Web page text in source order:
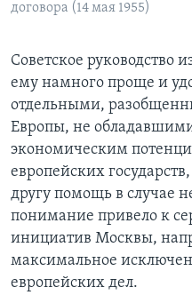
договора (14 мая 1955)
Советское руководство
ему намного проще и
отдельными,
Европы, не
экономическим
европейских
другу помощь в случае
понимание привело к
инициатив Москвы,
максимальное
европейских дел.